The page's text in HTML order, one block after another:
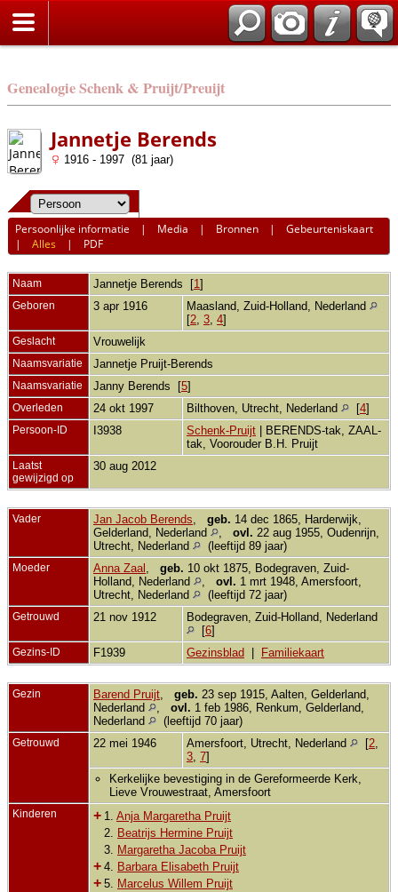
Genealogie Schenk & Pruijt/Preuijt
Jannetje Berends
1916 - 1997 (81 jaar)
Persoonlijke informatie | Media | Bronnen |Gebeurteniskaart
|Alles | PDF
Naam Jannetje Berends [1]
Geboren 3 apr 1916
Maasland, Zuid-Holland, Nederland
[2, 3, 4]
Geslacht Vrouwelijk
Naamsvariatie Jannetje Pruijt-Berends
Naamsvariatie Janny Berends [5]
Overleden 24 okt 1997 Bilthoven, Utrecht, Nederland [4]
Persoon-ID I3938 Schenk-Pruijt | BERENDS-tak, ZAAL-
tak, Voorouder B.H. Pruijt
Laatst
gewijzigd op
30 aug 2012
Vader Jan Jacob Berends, geb. 14 dec 1865, Harderwijk,
Gelderland, Nederland
, ovl. 22 aug 1955, Oudenrijn,
Utrecht, Nederland
(leeftijd 89 jaar)
Moeder Anna Zaal , geb. 10 okt 1875, Bodegraven, Zuid-
Holland, Nederland
, ovl. 1 mrt 1948, Amersfoort,
Utrecht, Nederland
(leeftijd 72 jaar)
Getrouwd 21 nov 1912
Bodegraven, Zuid-Holland, Nederland
[6]
Gezins-ID F1939 Gezinsblad Familiekaart
Gezin Barend Pruijt, geb. 23 sep 1915, Aalten, Gelderland,
Nederland
, ovl. 1 feb 1986, Renkum, Gelderland,
Nederland
(leeftijd 70 jaar)
Getrouwd 22 mei 1946 Amersfoort, Utrecht, Nederland [2,
3, 7]
Kerkelijke bevestiging in de Gereformeerde Kerk,
Lieve Vrouwestraat, Amersfoort
Kinderen + 1. Anja Margaretha Pruijt
2. Beatrijs Hermine Pruijt
3. Margaretha Jacoba Pruijt
+ 4. Barbara Elisabeth Pruijt
+ 5. Marcelus Willem Pruijt